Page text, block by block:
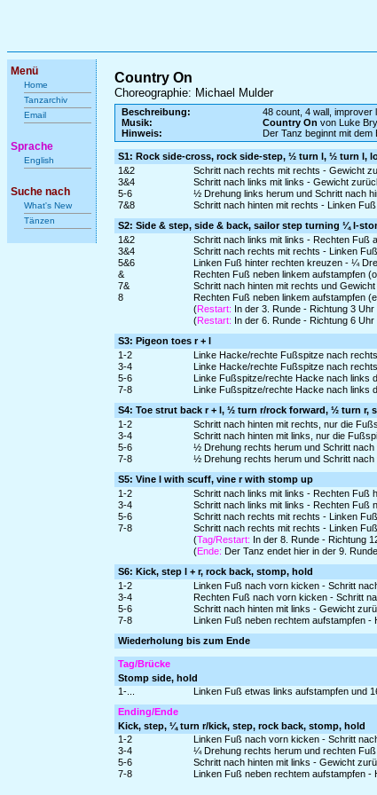
Menü
Home
Tanzarchiv
Email
Sprache
English
Suche nach
What's New
Tänzen
Country On
Choreographie: Michael Mulder
Beschreibung:
48 count, 4 wall,
Musik:
Country On von Luke
Hinweis:
Der Tanz beginnt mit
S1: Rock side-cross, rock side-step, ½ turn l, ½ turn l,
1&2
Schritt nach rechts mit rechts - Gewicht
3&4
Schritt nach links mit links - Gewicht
5-6
½ Drehung links herum und Schritt nach
7&8
Schritt nach hinten mit rechts - Linken
S2: Side & step, side & back, sailor step turning ¼ l-
1&2
Schritt nach links mit links - Rechten Fuß
3&4
Schritt nach rechts mit rechts - Linken
5&6
Linken Fuß hinter rechten kreuzen - ¼
&
Rechten Fuß neben linkem aufstampfen
7&
Schritt nach hinten mit rechts und
8
Rechten Fuß neben linkem aufstampfen
(Restart: In der 3. Runde - Richtung 3
(Restart: In der 6. Runde - Richtung 6
S3: Pigeon toes r + l
1-2
Linke Hacke/rechte Fußspitze nach
3-4
Linke Hacke/rechte Fußspitze nach
5-6
Linke Fußspitze/rechte Hacke nach links
7-8
Linke Fußspitze/rechte Hacke nach links
S4: Toe strut back r + l, ½ turn r/rock forward, ½ turn r,
1-2
Schritt nach hinten mit rechts, nur die
3-4
Schritt nach hinten mit links, nur die
5-6
½ Drehung rechts herum und Schritt
7-8
½ Drehung rechts herum und Schritt
S5: Vine l with scuff, vine r with stomp up
1-2
Schritt nach links mit links - Rechten Fuß
3-4
Schritt nach links mit links - Rechten Fuß
5-6
Schritt nach rechts mit rechts - Linken
7-8
Schritt nach rechts mit rechts - Linken
(Tag/Restart: In der 8. Runde - Richtung
(Ende: Der Tanz endet hier in der 9.
S6: Kick, step l + r, rock back, stomp, hold
1-2
Linken Fuß nach vorn kicken - Schritt
3-4
Rechten Fuß nach vorn kicken - Schritt
5-6
Schritt nach hinten mit links - Gewicht
7-8
Linken Fuß neben rechtem aufstampfen -
Wiederholung bis zum Ende
Tag/Brücke
Stomp side, hold
1-...
Linken Fuß etwas links aufstampfen und
Ending/Ende
Kick, step, ¼ turn r/kick, step, rock back, stomp, hold
1-2
Linken Fuß nach vorn kicken - Schritt
3-4
¼ Drehung rechts herum und rechten
5-6
Schritt nach hinten mit links - Gewicht
7-8
Linken Fuß neben rechtem aufstampfen -